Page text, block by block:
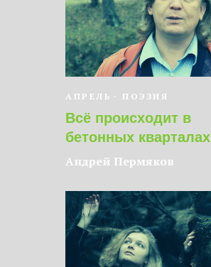
АПРЕЛЬ ПОЭЗИЯ
Всё происходит в
бетонных кварталах
Андрей Пермяков